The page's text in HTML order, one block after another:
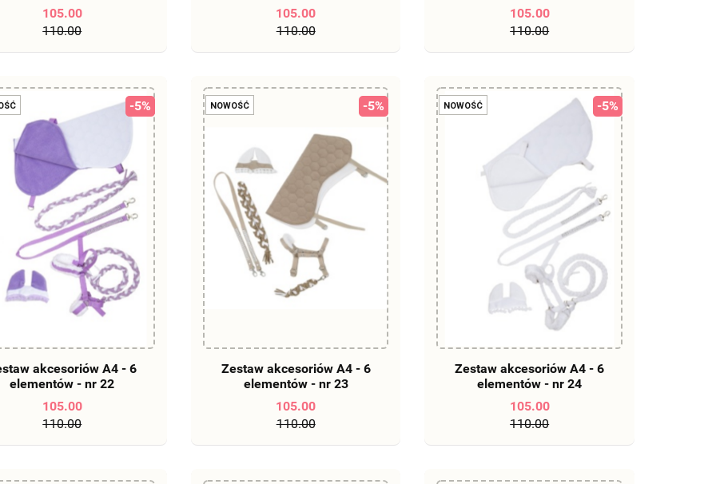
105.00
110.00
105.00
110.00
105.00
110.00
DO KOSZYKAakcesoriów A4 - 6
elementów - nr 22
105.00
-5%
110.00
NOWOŚĆ
DO KOSZYKA
Zestaw akcesoriów A4 - 6
elementów - nr 23
105.00
-5%
110.00
NOWOŚĆ
DO KOSZYKA
Zestaw akcesoriów A4 - 6
elementów - nr 24
105.00
-5%
110.00